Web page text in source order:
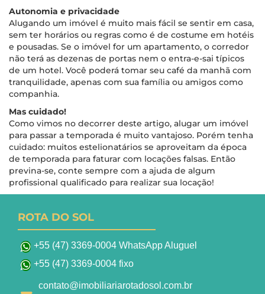
Autonomia e privacidade
Alugando um imóvel é muito mais fácil se sentir em casa,
sem ter horários ou regras como é de costume em hotéis
e pousadas. Se o imóvel for um apartamento, o corredor
não terá as dezenas de portas nem o entra-e-sai típicos
de um hotel. Você poderá tomar seu café da manhã com
tranquilidade, apenas com sua família ou amigos como
companhia.
Mas cuidado!
Como vimos no decorrer deste artigo, alugar um imóvel
para passar a temporada é muito vantajoso. Porém tenha
cuidado: muitos estelionatários se aproveitam da época
de temporada para faturar com locações falsas. Então
previna-se, conte sempre com a ajuda de algum
profissional qualificado para realizar sua locação!
ROTA DO SOL
+55 (47) 3369-0004 WhatsApp Aluguel
+55 (47) 3369-0004 fixo
contato@imobiliariarotadosol.com.br